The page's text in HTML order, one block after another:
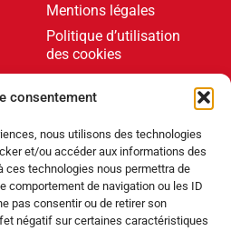
consentement
nous utilisons des technologies
et/ou accéder aux informations des
ces technologies nous permettra de
comportement de navigation ou les ID
pas consentir ou de retirer son
négatif sur certaines caractéristiques
Mentions légales
Politique d’utilisation
des cookies